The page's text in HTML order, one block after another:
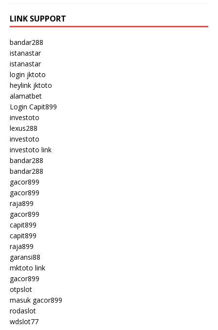
LINK SUPPORT
bandar288
istanastar
istanastar
login jktoto
heylink jktoto
alamatbet
Login Capit899
investoto
lexus288
investoto
investoto link
bandar288
bandar288
gacor899
gacor899
raja899
gacor899
capit899
capit899
raja899
garansi88
mktoto link
gacor899
otpslot
masuk gacor899
rodaslot
wdslot77